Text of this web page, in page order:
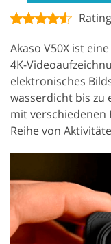
Rating
Akaso V50X ist
4K-
elektronisches
wasserdicht bis zu
mit
Reihe von